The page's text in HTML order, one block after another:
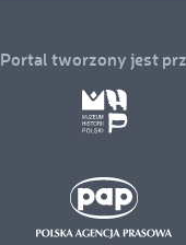
Portal tworzony jest